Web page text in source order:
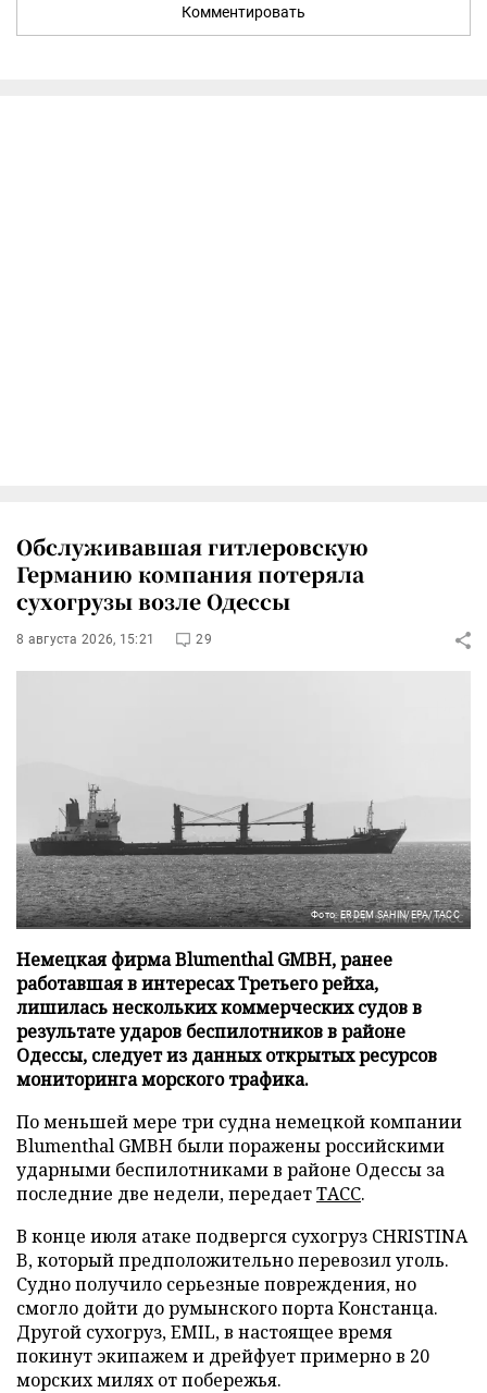
Комментировать
Обслуживавшая гитлеровскую
Германию компания потеряла
сухогрузы возле Одессы
8 августа 2026, 15:21 29
Фото: ERDEM SAHIN/EPA/ТАСС
Немецкая фирма Blumenthal GMBH, ранее
работавшая в интересах Третьего рейха,
лишилась нескольких коммерческих судов в
результате ударов беспилотников в районе
Одессы, следует из данных открытых ресурсов
мониторинга морского трафика.
По меньшей мере три судна немецкой компании
Blumenthal GMBH были поражены российскими
ударными беспилотниками в районе Одессы за
последние две недели, передаетТАСС.
В конце июля атаке подвергся сухогруз CHRISTINA
B, который предположительно перевозил уголь.
Судно получило серьезные повреждения, но
смогло дойти до румынского порта Констанца.
Другой сухогруз, EMIL, в настоящее время
покинут экипажем и дрейфует примерно в 20
морских милях от побережья.